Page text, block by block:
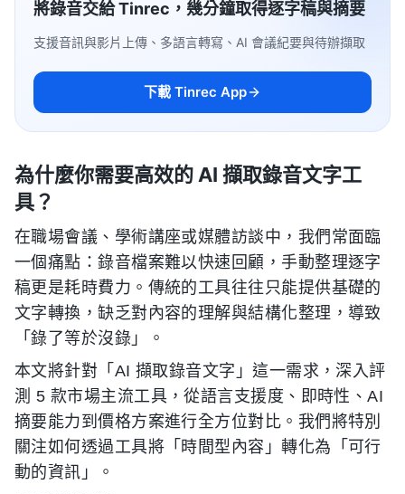
將錄音交給 Tinrec，幾分鐘取得逐字稿與摘要
支援音訊與影片上傳、多語言轉寫、AI 會議紀要與待辦擷取
下載 Tinrec App
為什麼你需要高效的 AI 擷取錄音文字工
具？
在職場會議、學術講座或媒體訪談中，我們常面臨
一個痛點：錄音檔案難以快速回顧，手動整理逐字
稿更是耗時費力。傳統的工具往往只能提供基礎的
文字轉換，缺乏對內容的理解與結構化整理，導致
「錄了等於沒錄」。
本文將針對「AI 擷取錄音文字」這一需求，深入評
測 5 款市場主流工具，從語言支援度、即時性、AI
摘要能力到價格方案進行全方位對比。我們將特別
關注如何透過工具將「時間型內容」轉化為「可行
動的資訊」。